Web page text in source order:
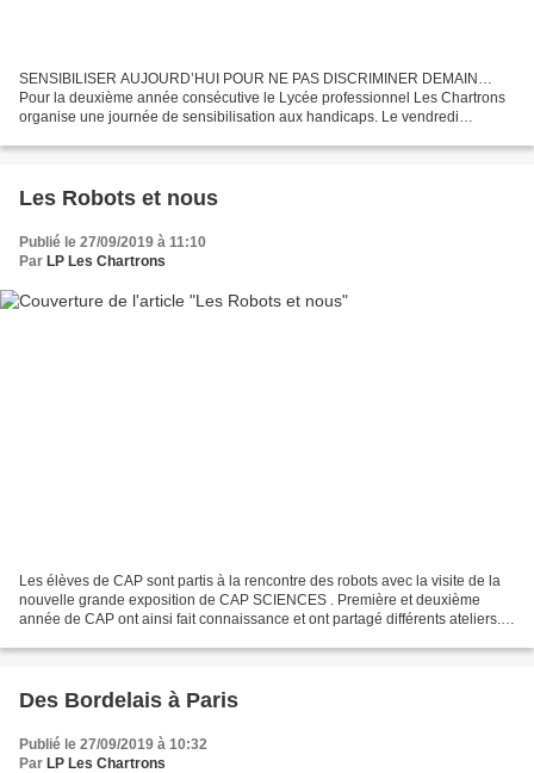
SENSIBILISER AUJOURD’HUI POUR NE PAS DISCRIMINER DEMAIN…
Pour la deuxième année consécutive le Lycée professionnel Les Chartrons
organise une journée de sensibilisation aux handicaps. Le vendredi
Les Robots et nous
Publié le 27/09/2019 à 11:10
Par LP Les Chartrons
Les élèves de CAP sont partis à la rencontre des robots avec la visite de la
nouvelle grande exposition de CAP SCIENCES . Première et deuxième
année de CAP ont ainsi fait connaissance et ont partagé différents ateliers.
Des Bordelais à Paris
Publié le 27/09/2019 à 10:32
Par LP Les Chartrons